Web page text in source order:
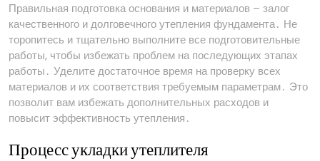
Правильная подготовка основания и материалов – залог
качественного и долговечного утепления фундамента․ Не
торопитесь и тщательно выполните все подготовительные
работы, чтобы избежать проблем на последующих этапах
работы․ Уделите достаточное время на проверку всех
материалов и их соответствия требуемым параметрам․ Это
позволит вам избежать дополнительных расходов и
повысит эффективность утепления․
Процесс укладки утеплителя